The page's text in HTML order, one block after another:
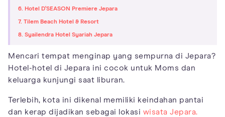
6. Hotel D'SEASON Premiere Jepara
7. Tilem Beach Hotel & Resort
8. Syailendra Hotel Syariah Jepara
Mencari tempat menginap yang sempurna di Jepara?
Hotel-hotel di Jepara ini cocok untuk Moms dan
keluarga kunjungi saat liburan.
Terlebih, kota ini dikenal memiliki keindahan pantai
dan kerap dijadikan sebagai lokasi wisata Jepara.